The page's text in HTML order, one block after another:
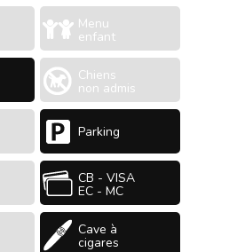
Menu
enfant
Chiens
non admis
Parking
CB - VISA
EC - MC
Cave à
cigares